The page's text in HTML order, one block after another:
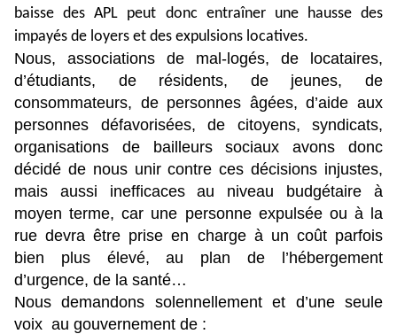
baisse des APL peut donc entraîner une hausse des
impayés de loyers et des expulsions locatives.
Nous, associations de mal-logés, de locataires,
d’étudiants, de résidents, de jeunes, de
consommateurs, de personnes âgées, d’aide aux
personnes défavorisées, de citoyens, syndicats,
organisations de bailleurs sociaux avons donc
décidé de nous unir contre ces décisions injustes,
mais aussi inefficaces au niveau budgétaire à
moyen terme, car une personne expulsée ou à la
rue devra être prise en charge à un coût parfois
bien plus élevé, au plan de l’hébergement
d’urgence, de la santé…
Nous demandons solennellement et d’une seule
voix au gouvernement de :